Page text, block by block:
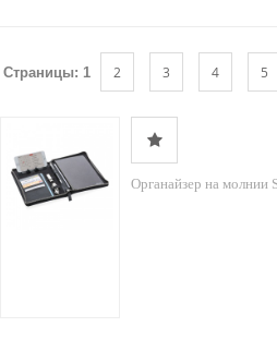
Страницы: 1 2 3 4 5
Органайзер на молнии